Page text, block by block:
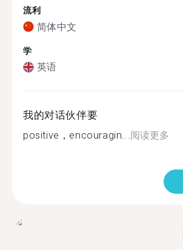
流利
简体中文
学
英语
我的对话伙伴要
positive，encouragin...阅读更多